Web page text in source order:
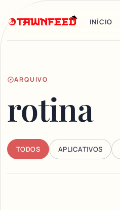
INÍCIO
ARQUIVO
rotina
TODOS APLICATIVOS